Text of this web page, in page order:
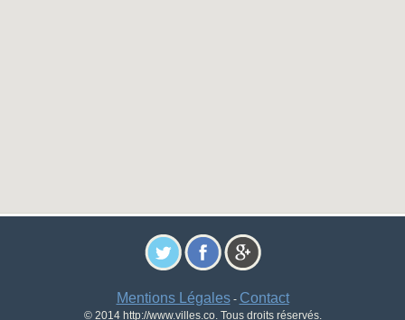
Mentions Légales- Contact
© 2014 http://www.villes.co. Tous droits réservés.